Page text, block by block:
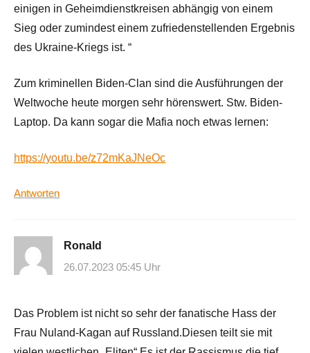
einigen in Geheimdienstkreisen abhängig von einem
Sieg oder zumindest einem zufriedenstellenden Ergebnis
des Ukraine-Kriegs ist. “
Zum kriminellen Biden-Clan sind die Ausführungen der
Weltwoche heute morgen sehr hörenswert. Stw. Biden-
Laptop. Da kann sogar die Mafia noch etwas lernen:
https://youtu.be/z72mKaJNeOc
Antworten
Ronald
26.07.2023 05:45 Uhr
Das Problem ist nicht so sehr der fanatische Hass der
Frau Nuland-Kagan auf Russland.Diesen teilt sie mit